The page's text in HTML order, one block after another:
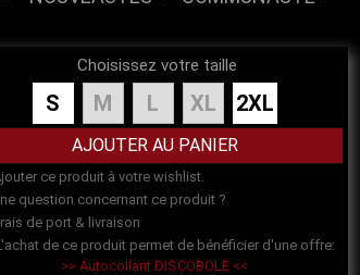
Choisissez votre taille
S M L XL 2XL
ce produit à votre wishlist.
question concernant ce produit ?
de port & livraison
de ce produit permet de bénéficier d'une offre:
>> Autocollant DISCOBOLE <<